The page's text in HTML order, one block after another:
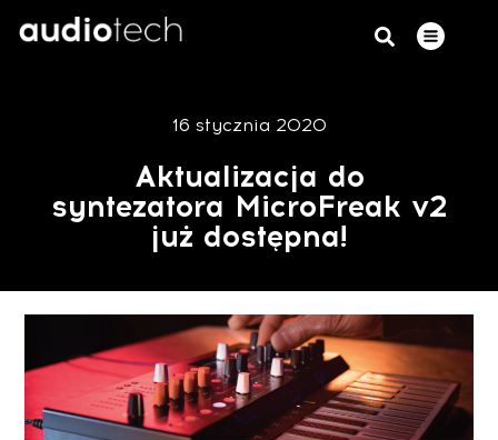
16 stycznia 2020
Aktualizacja do
syntezatora MicroFreak v2
już dostępna!